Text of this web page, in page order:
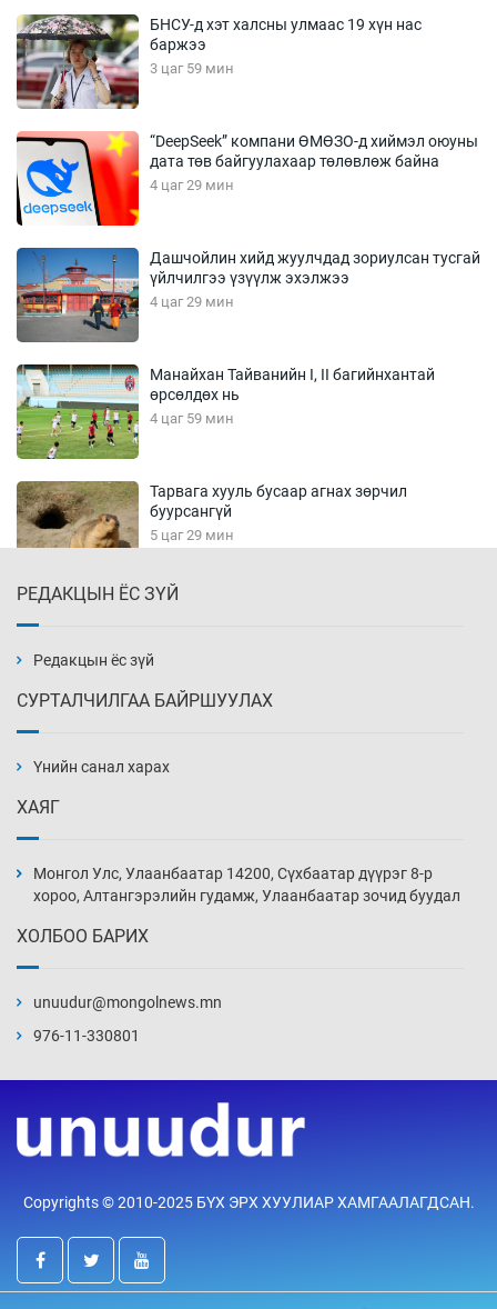
БНСУ-д хэт халсны улмаас 19 хүн нас
баржээ
3 цаг 59 мин
“DeepSeek” компани ӨМӨЗО-д хиймэл оюуны
дата төв байгуулахаар төлөвлөж байна
4 цаг 29 мин
Дашчойлин хийд жуулчдад зориулсан тусгай
үйлчилгээ үзүүлж эхэлжээ
4 цаг 29 мин
Манайхан Тайванийн I, II багийнхантай
өрсөлдөх нь
4 цаг 59 мин
Тарвага хууль бусаар агнах зөрчил
буурсангүй
5 цаг 29 мин
5 цаг 59 мин
6 цаг 29 мин
6 цаг 59 мин
хэмжээг шинэчлэн тогтоох нь
7 цаг 59 мин
мөнгө, хүрэл медаль хүртэв
8 цаг 26 мин
РЕДАКЦЫН ЁС ЗҮЙ
Редакцын ёс зүй
СУРТАЛЧИЛГАА БАЙРШУУЛАХ
Үнийн санал харах
ХАЯГ
Монгол Улс, Улаанбаатар 14200, Сүхбаатар дүүрэг 8-р
хороо, Алтангэрэлийн гудамж, Улаанбаатар зочид буудал
ХОЛБОО БАРИХ
unuudur@mongolnews.mn
976-11-330801
Copyrights © 2010-2025 БҮХ ЭРХ ХУУЛИАР ХАМГААЛАГДСАН.